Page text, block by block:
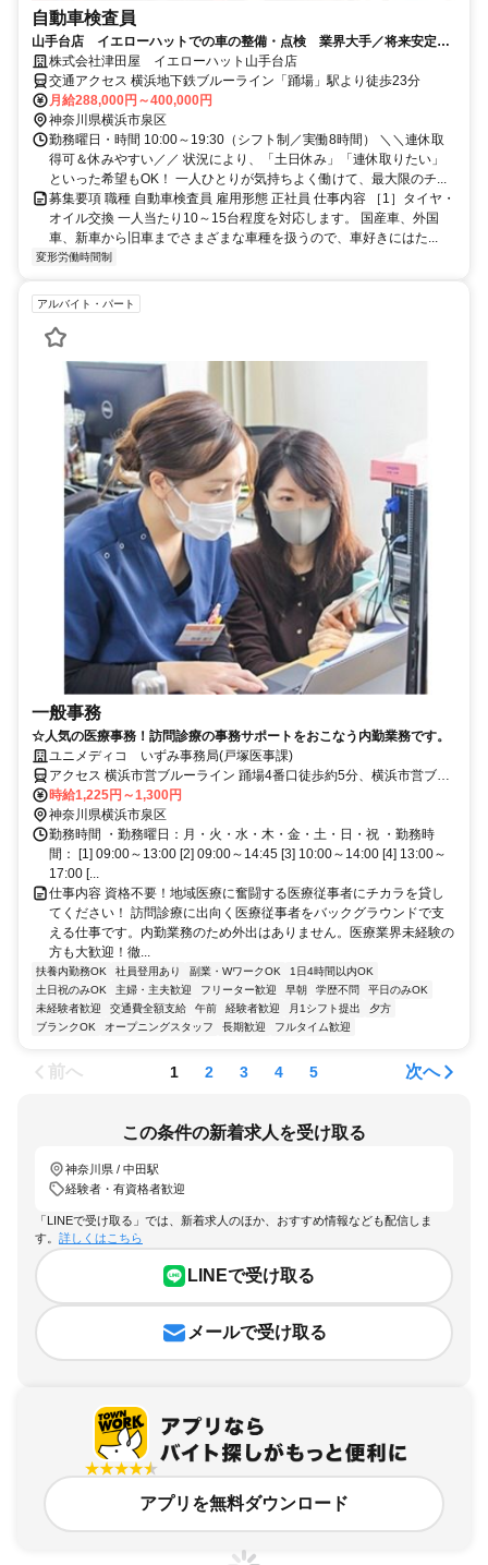
自動車検査員
山手台店 イエローハットでの車の整備・点検 業界大手／将来安定／
未経験から資格取得など働く環境◎
株式会社津田屋 イエローハット山手台店
交通アクセス 横浜地下鉄ブルーライン「踊場」駅より徒歩23分
月給288,000円～400,000円
神奈川県横浜市泉区
勤務曜日・時間 10:00～19:30（シフト制／実働8時間） ＼＼連休取
得可＆休みやすい／／ 状況により、「土日休み」「連休取りたい」
といった希望もOK！ 一人ひとりが気持ちよく働けて、最大限のチ...
募集要項 職種 自動車検査員 雇用形態 正社員 仕事内容 ［1］タイヤ・
オイル交換 一人当たり10～15台程度を対応します。 国産車、外国
車、新車から旧車までさまざまな車種を扱うので、車好きにはた...
変形労働時間制
アルバイト・パート
一般事務
☆人気の医療事務！訪問診療の事務サポートをおこなう内勤業務です。
ユニメディコ いずみ事務局(戸塚医事課)
アクセス 横浜市営ブルーライン 踊場4番口徒歩約5分、横浜市営ブル
ーライン 中田（神奈川県）出口1徒歩約7分
時給1,225円～1,300円
神奈川県横浜市泉区
勤務時間 ・勤務曜日：月・火・水・木・金・土・日・祝 ・勤務時
間： [1] 09:00～13:00 [2] 09:00～14:45 [3] 10:00～14:00 [4] 13:00～
17:00 [...
仕事内容 資格不要！地域医療に奮闘する医療従事者にチカラを貸し
てください！ 訪問診療に出向く医療従事者をバックグラウンドで支
える仕事です。内勤業務のため外出はありません。医療業界未経験の
方も大歓迎！徹...
扶養内勤務OK 社員登用あり 副業・WワークOK
1日4時間以内OK
土日祝のみOK
主婦・主夫歓迎 フリーター歓迎 早朝 学歴不問
平日のみOK
未経験者歓迎
交通費全額支給 午前 経験者歓迎 月1シフト提出
夕方
ブランクOK
オープニングスタッフ 長期歓迎 フルタイム歓迎
前へ 1 2 3 4 5 次へ
この条件の新着求人を受け取る
神奈川県 / 中田駅
経験者・有資格者歓迎
「LINEで受け取る」では、新着求人のほか、おすすめ情報なども配信しま
す。 詳しくはこちら
LINEで受け取る
メールで受け取る
アプリを無料ダウンロード